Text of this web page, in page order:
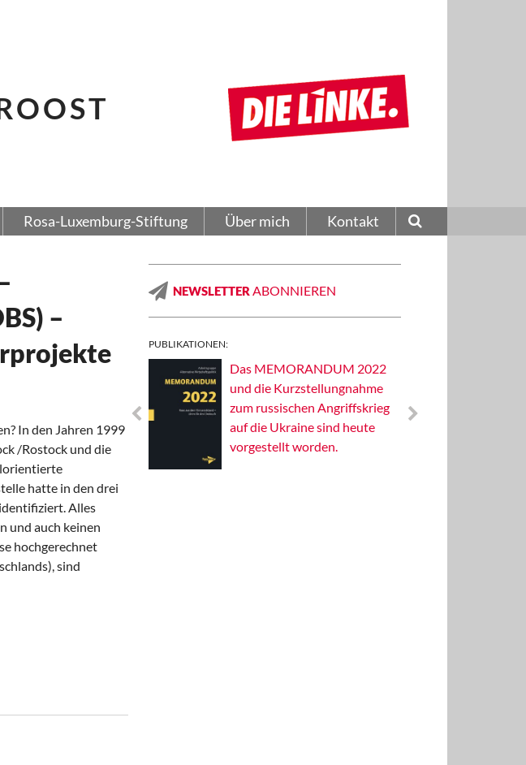
Rosa-Luxemburg-Stiftung Über mich Kontakt
–
In den Jahren 1999
/Rostock und die
hatte in den drei
Alles
und auch keinen
hochgerechnet
sind
NEWSLETTER ABONNIEREN
PUBLIKATIONEN:
EUropa -
Das MEMORANDUM 2022
und die Kurzstellungnahme
zum russischen Angriffskrieg
auf die Ukraine sind heute
vorgestellt worden.